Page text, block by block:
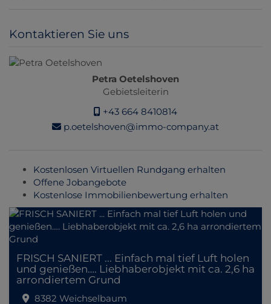
Kontaktieren Sie uns
Petra Oetelshoven
Gebietsleiterin
+43 664 8410814
p.oetelshoven@immo-company.at
Kostenlosen Virtuellen Rundgang erhalten
Offene Jobangebote
Kostenlose Immobilienbewertung erhalten
FRISCH SANIERT ... Einfach mal tief Luft holen
und genießen…. Liebhaberobjekt mit ca. 2,6 ha
arrondiertem Grund
8382 Weichselbaum